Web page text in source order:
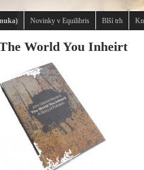
Novinky v Equilibris Blší trh
World You Inheirt